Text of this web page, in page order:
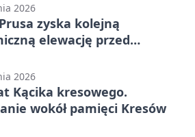
2026
zyska kolejną
elewację przed
2026
Kącika kresowego.
wokół pamięci Kresów